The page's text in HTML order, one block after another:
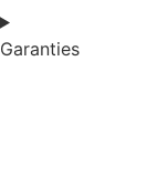
Garanties